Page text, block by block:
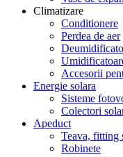
Climatizare
Conditionere
Perdea de aer
Accesorii
Energie solara
Sisteme
Colectori
Apeduct
Teava, fitting
Robinete